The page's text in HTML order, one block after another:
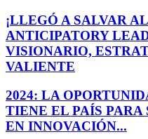
¡LLEGÓ A SALVAR
ANTICIPATORY
VISIONARIO,
VALIENTE
2024: LA
TIENE EL PAÍS
EN INNOVACIÓN...